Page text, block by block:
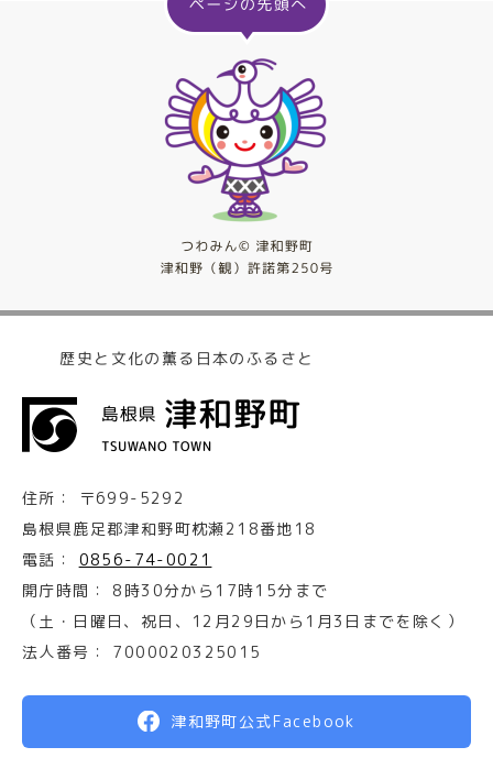
歴史と文化の薫る日本のふるさと
住所：
〒699-5292
島根県鹿足郡津和野町枕瀬218番地18
電話：
0856-74-0021
開庁時間：
8時30分から17時15分まで
（土・日曜日、祝日、12月29日から1月3日までを除く）
法人番号：
7000020325015
津和野町公式Facebook